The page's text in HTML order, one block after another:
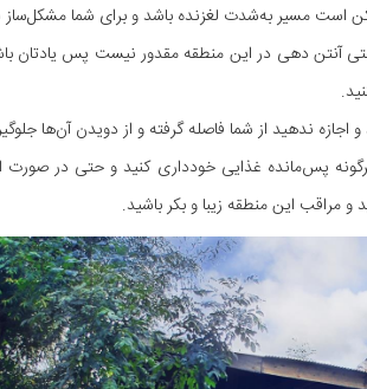
است مسیر به‌شدت لغزنده باشد و برای شما
آنتن دهی در این منطقه مقدور نیست پس یادتان
ندهید از شما فاصله گرفته و از دویدن آن‌ها
پس‌مانده غذایی خودداری کنید و حتی در صورت
و مراقب این منطقه زیبا و بکر باشید.